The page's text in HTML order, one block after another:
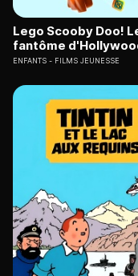
Lego Scooby Doo!
fantôme
ENFANTS FILMS JEUNESSE